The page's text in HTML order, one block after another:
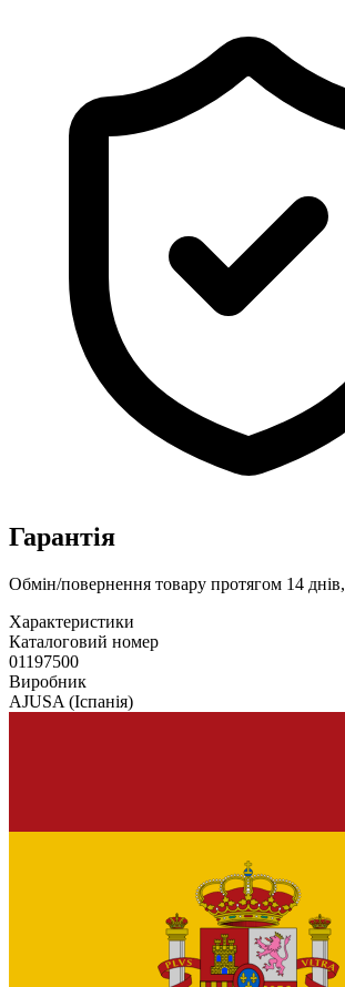
Гарантія
Обмін/повернення товару протягом 14 днів,
Характеристики
Каталоговий номер
01197500
Виробник
AJUSA (Іспанія)